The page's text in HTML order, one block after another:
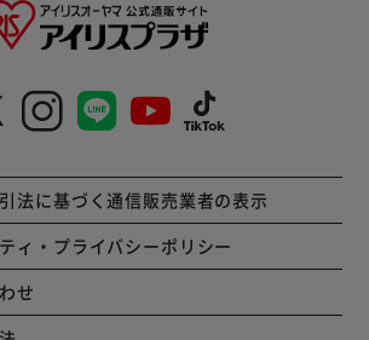
法に基づく通信販売業者の表示
ィ・プライバシーポリシー
せ